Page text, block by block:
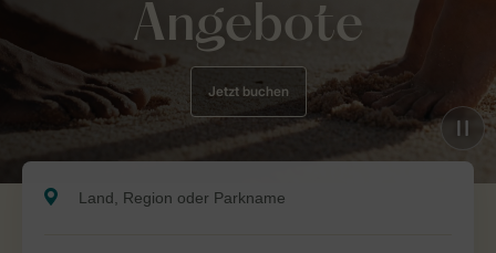
Angebote
Jetzt buchen